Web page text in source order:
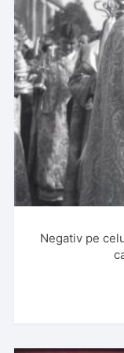
Negativ pe